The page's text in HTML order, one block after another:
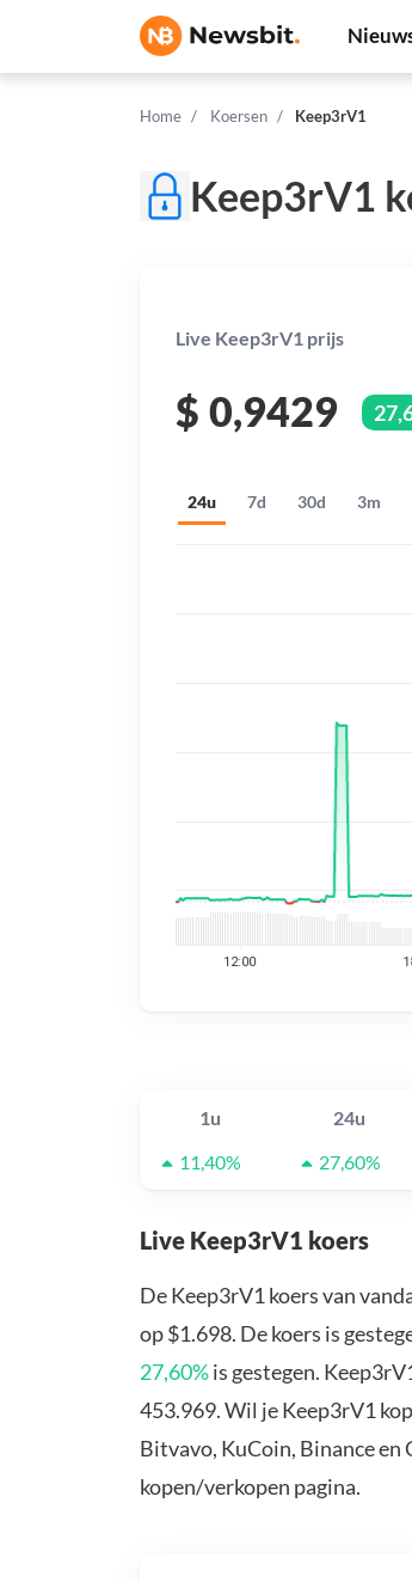
Home Koersen Keep3rV1
Keep3rV1
Live Keep3rV1 prijs
$ 0,9429
24u 7d 30d 3m
1u 24u
11,40%
27,60%
Live Keep3rV1 koers
De Keep3rV1 koers van
op $1.698. De koers is
27,60%is gestegen.
453.969. Wil je Keep3rV1
Bitvavo, KuCoin, Binance en
kopen/verkopen pagina.